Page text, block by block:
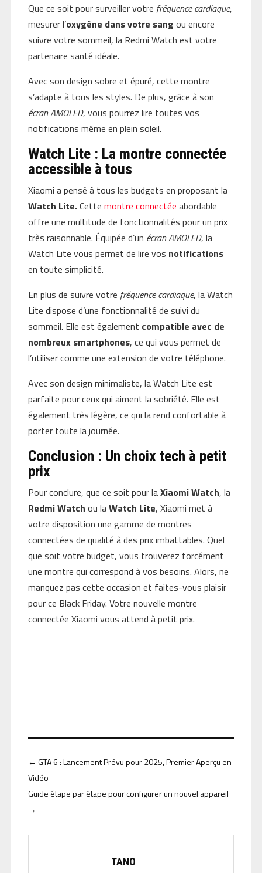
Que ce soit pour surveiller votre fréquence cardiaque,
mesurer l’oxygène dans votre sang ou encore
suivre votre sommeil, la Redmi Watch est votre
partenaire santé idéale.
Avec son design sobre et épuré, cette montre
s’adapte à tous les styles. De plus, grâce à son
écran AMOLED, vous pourrez lire toutes vos
notifications même en plein soleil.
Watch Lite : La montre connectée
accessible à tous
Xiaomi a pensé à tous les budgets en proposant la
Watch Lite.Cette montre connectée abordable
offre une multitude de fonctionnalités pour un prix
très raisonnable. Équipée d’un écran AMOLED, la
Watch Lite vous permet de lire vos notifications
en toute simplicité.
En plus de suivre votre fréquence cardiaque, la Watch
Lite dispose d’une fonctionnalité de suivi du
sommeil. Elle est également compatible avec de
nombreux smartphones, ce qui vous permet de
l’utiliser comme une extension de votre téléphone.
Avec son design minimaliste, la Watch Lite est
parfaite pour ceux qui aiment la sobriété. Elle est
également très légère, ce qui la rend confortable à
porter toute la journée.
Conclusion : Un choix tech à petit
prix
Pour conclure, que ce soit pour laXiaomi Watch, la
Redmi Watch ou laWatch Lite, Xiaomi met à
votre disposition une gamme de montres
connectées de qualité à des prix imbattables. Quel
que soit votre budget, vous trouverez forcément
une montre qui correspond à vos besoins. Alors, ne
manquez pas cette occasion et faites-vous plaisir
pour ce Black Friday. Votre nouvelle montre
connectée Xiaomi vous attend à petit prix.
← GTA 6 : Lancement Prévu pour 2025, Premier Aperçu en
Vidéo
Guide étape par étape pour configurer un nouvel appareil
→
TANO